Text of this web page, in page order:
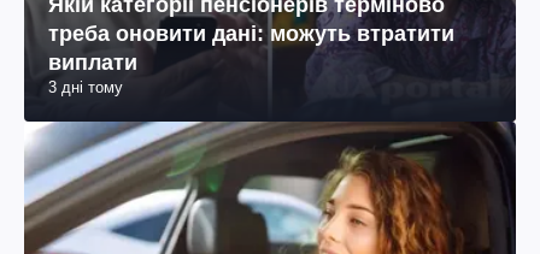
Якій категорії пенсіонерів терміново
треба оновити дані: можуть втратити
виплати
3 дні тому